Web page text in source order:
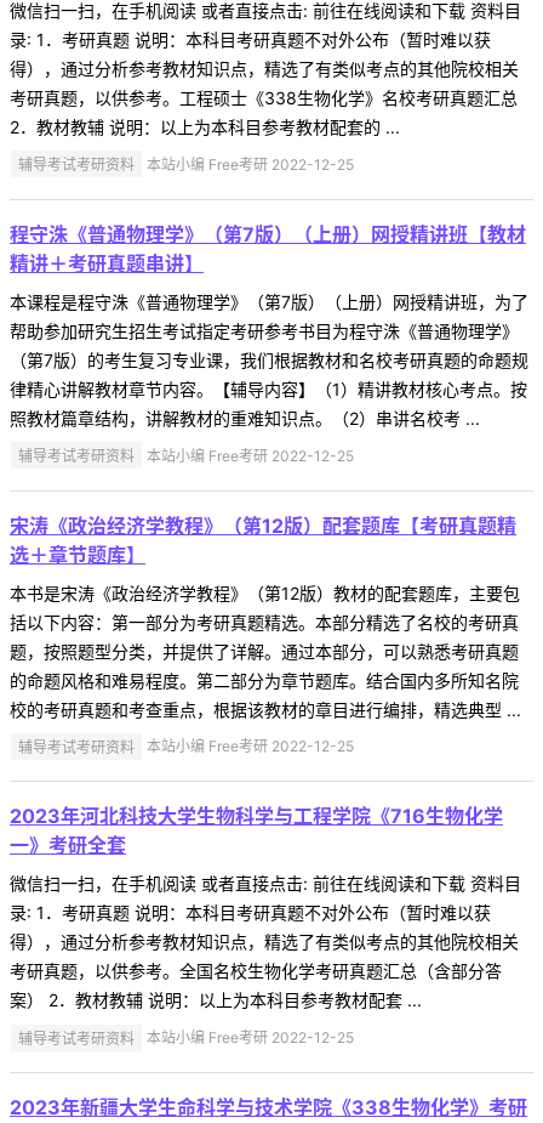
微信扫一扫，在手机阅读 或者直接点击: 前往在线阅读和下载 资料目
录: 1．考研真题 说明：本科目考研真题不对外公布（暂时难以获
得），通过分析参考教材知识点，精选了有类似考点的其他院校相关
考研真题，以供参考。工程硕士《338生物化学》名校考研真题汇总
2．教材教辅 说明：以上为本科目参考教材配套的 ...
辅导考试考研资料 本站小编 Free考研 2022-12-25
程守洙《普通物理学》（第7版）（上册）网授精讲班【教材
精讲＋考研真题串讲】
本课程是程守洙《普通物理学》（第7版）（上册）网授精讲班，为了
帮助参加研究生招生考试指定考研参考书目为程守洙《普通物理学》
（第7版）的考生复习专业课，我们根据教材和名校考研真题的命题规
律精心讲解教材章节内容。【辅导内容】（1）精讲教材核心考点。按
照教材篇章结构，讲解教材的重难知识点。（2）串讲名校考 ...
辅导考试考研资料 本站小编 Free考研 2022-12-25
宋涛《政治经济学教程》（第12版）配套题库【考研真题精
选＋章节题库】
本书是宋涛《政治经济学教程》（第12版）教材的配套题库，主要包
括以下内容：第一部分为考研真题精选。本部分精选了名校的考研真
题，按照题型分类，并提供了详解。通过本部分，可以熟悉考研真题
的命题风格和难易程度。第二部分为章节题库。结合国内多所知名院
校的考研真题和考查重点，根据该教材的章目进行编排，精选典型 ...
辅导考试考研资料 本站小编 Free考研 2022-12-25
2023年河北科技大学生物科学与工程学院《716生物化学
一》考研全套
微信扫一扫，在手机阅读 或者直接点击: 前往在线阅读和下载 资料目
录: 1．考研真题 说明：本科目考研真题不对外公布（暂时难以获
得），通过分析参考教材知识点，精选了有类似考点的其他院校相关
考研真题，以供参考。全国名校生物化学考研真题汇总（含部分答
案） 2．教材教辅 说明：以上为本科目参考教材配套 ...
辅导考试考研资料 本站小编 Free考研 2022-12-25
2023年新疆大学生命科学与技术学院《338生物化学》考研